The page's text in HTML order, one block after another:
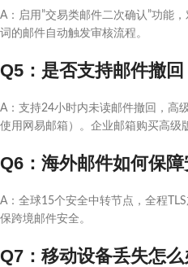
A：启用”交易类邮件二次确认”功能
词的邮件自动触发审核流程。
Q5：是否支持邮件撤回
A：支持24小时内未读邮件撤回，高
使用网易邮箱）。企业邮箱购买高级
Q6：海外邮件如何保障
A：全球15个安全中转节点，全程
保跨境邮件安全。
Q7：移动设备丢失怎么